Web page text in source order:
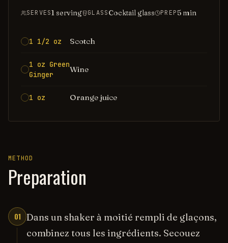
SERVES1 serving GLASSCocktail glass PREP5 min
1 1/2 oz Scotch
1 oz Green
Ginger
Wine
1 oz Orange juice
METHOD
Preparation
01 Dans un shaker à moitié rempli de glaçons,
combinez tous les ingrédients. Secouez